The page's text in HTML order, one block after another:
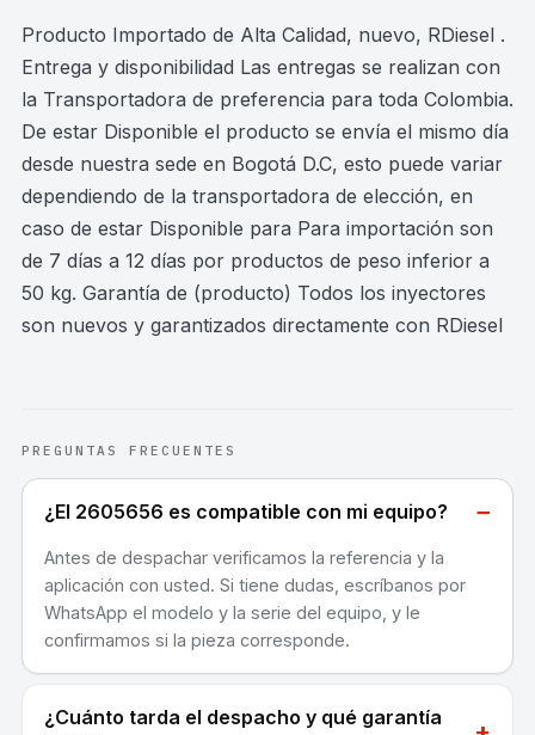
Producto Importado de Alta Calidad, nuevo, RDiesel .
Entrega y disponibilidad Las entregas se realizan con
la Transportadora de preferencia para toda Colombia.
De estar Disponible el producto se envía el mismo día
desde nuestra sede en Bogotá D.C, esto puede variar
dependiendo de la transportadora de elección, en
caso de estar Disponible para Para importación son
de 7 días a 12 días por productos de peso inferior a
50 kg. Garantía de (producto) Todos los inyectores
son nuevos y garantizados directamente con RDiesel
PREGUNTAS FRECUENTES
¿El 2605656 es compatible con mi equipo? −
Antes de despachar verificamos la referencia y la
aplicación con usted. Si tiene dudas, escríbanos por
WhatsApp el modelo y la serie del equipo, y le
confirmamos si la pieza corresponde.
¿Cuánto tarda el despacho y qué garantía